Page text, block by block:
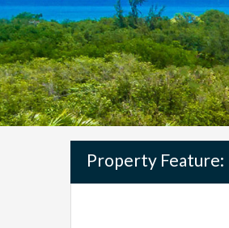
Property Feature: